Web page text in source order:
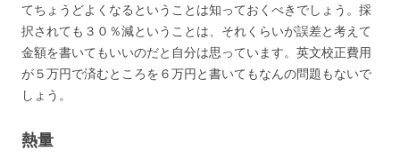
てちょうどよくなるということは知っておくべきでしょう。採
択されても３０％減ということは、それくらいが誤差と考えて
金額を書いてもいいのだと自分は思っています。英文校正費用
が５万円で済むところを６万円と書いてもなんの問題もないで
しょう。
熱量